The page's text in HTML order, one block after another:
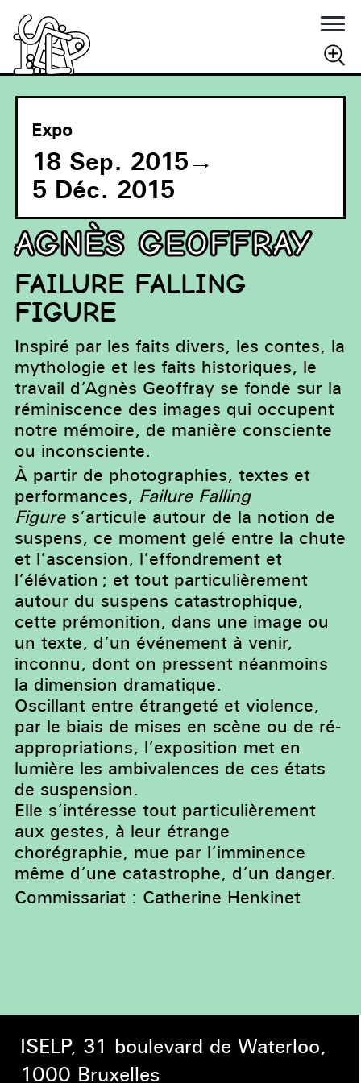
Expo
18 Sep. 2015→
5 Déc. 2015
AGNÈS GEOFFRAY
FAILURE FALLING
FIGURE
Inspiré par les faits divers, les contes, la
mythologie et les faits historiques, le
travail d’Agnès Geoffray se fonde sur la
réminiscence des images qui occupent
notre mémoire, de manière consciente
ou inconsciente.
À partir de photographies, textes et
performances, Failure Falling
Figures’articule autour de la notion de
suspens, ce moment gelé entre la chute
et l’ascension, l’effondrement et
l’élévation ; et tout particulièrement
autour du suspens catastrophique,
cette prémonition, dans une image ou
un texte, d’un événement à venir,
inconnu, dont on pressent néanmoins
la dimension dramatique.
Oscillant entre étrangeté et violence,
par le biais de mises en scène ou de ré-
appropriations, l’exposition met en
lumière les ambivalences de ces états
de suspension.
Elle s’intéresse tout particulièrement
aux gestes, à leur étrange
chorégraphie, mue par l’imminence
même d’une catastrophe, d’un danger.
Commissariat : Catherine Henkinet
ISELP, 31 boulevard de Waterloo,
1000 Bruxelles